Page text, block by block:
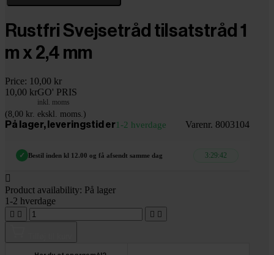
Rustfri Svejsetråd tilsatstråd 1
m x 2,4 mm
Price: 10,00 kr
10,00 krGO' PRIS
inkl. moms
(8,00 kr. ekskl. moms.)
På lager, leveringstid er1-2 hverdage Varenr. 8003104
✓ Bestil inden kl 12.00 og få afsendt samme dag 3:29:41

Product availability: På lager
1-2 hverdage
   